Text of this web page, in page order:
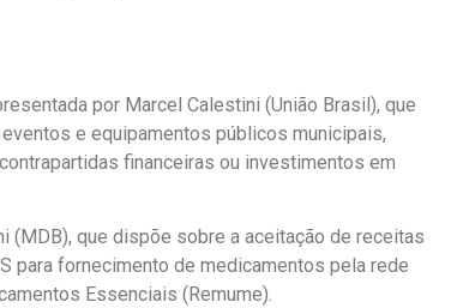
por Marcel Calestini (União Brasil), que
e equipamentos públicos municipais,
financeiras ou investimentos em
(MDB), que dispõe sobre a aceitação de receitas
para fornecimento de medicamentos pela rede
Essenciais (Remume).